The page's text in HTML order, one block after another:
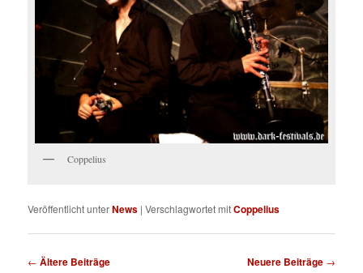
Coppelius
Veröffentlicht unterNews |Verschlagwortet mitCoppelius
Beitragsnavigation
← Ältere Beiträge Neuere Beiträge →